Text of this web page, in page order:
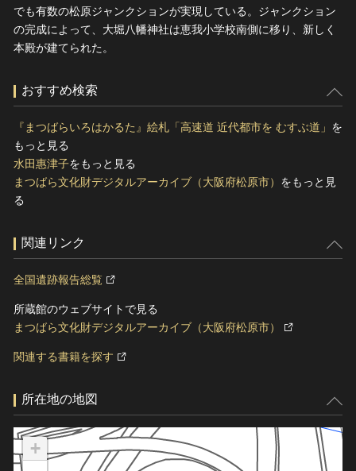
でも有数の松原ジャンクションが実現している。ジャンクション
の完成によって、大堀八幡神社は恵我小学校南側に移り、新しく
本殿が建てられた。
おすすめ検索
『まつばらいろはかるた』絵札「高速道 近代都市を むすぶ道」 を
もっと見る
水田惠津子をもっと見る
まつばら文化財デジタルアーカイブ（大阪府松原市） をもっと見
る
関連リンク
全国遺跡報告総覧
所蔵館のウェブサイトで見る
まつばら文化財デジタルアーカイブ（大阪府松原市）
関連する書籍を探す
所在地の地図
+